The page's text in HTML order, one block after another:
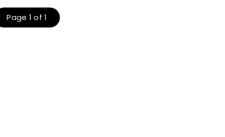
Page 1 of 1